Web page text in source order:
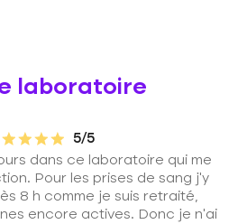
laboratoire
5/5
dans ce laboratoire qui me
Pour les prises de sang j'y
8 h comme je suis retraité,
encore actives. Donc je n'ai